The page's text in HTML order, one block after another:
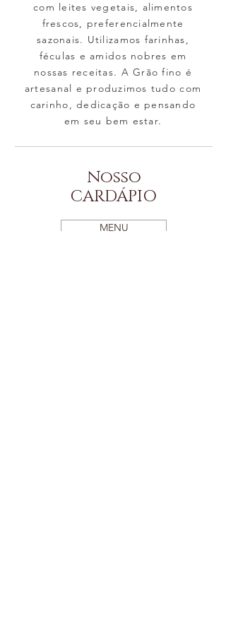
com leites vegetais, alimentos
frescos, preferencialmente
sazonais. Utilizamos farinhas,
féculas e amidos nobres em
nossas receitas. A Grão fino é
artesanal e produzimos tudo com
carinho, dedicação e pensando
em seu bem estar.
Nosso
CARDÁPIO
MENU